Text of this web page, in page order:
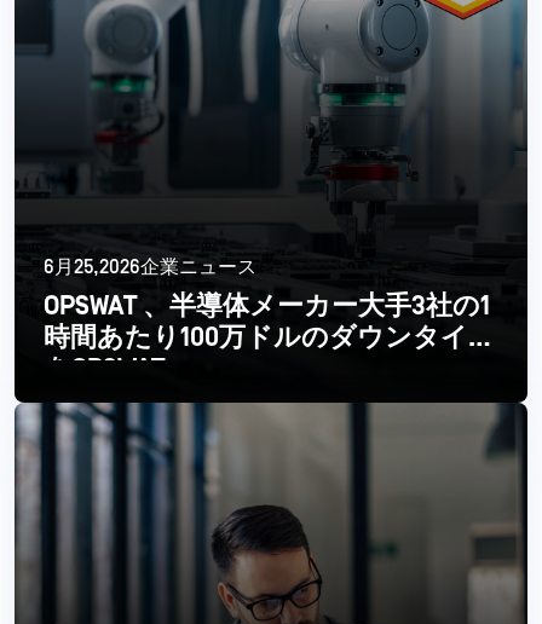
6月25,2026企業ニュース
OPSWAT 、半導体メーカー大手3社の1
時間あたり100万ドルのダウンタイム
をOPSWAT
続きを読む